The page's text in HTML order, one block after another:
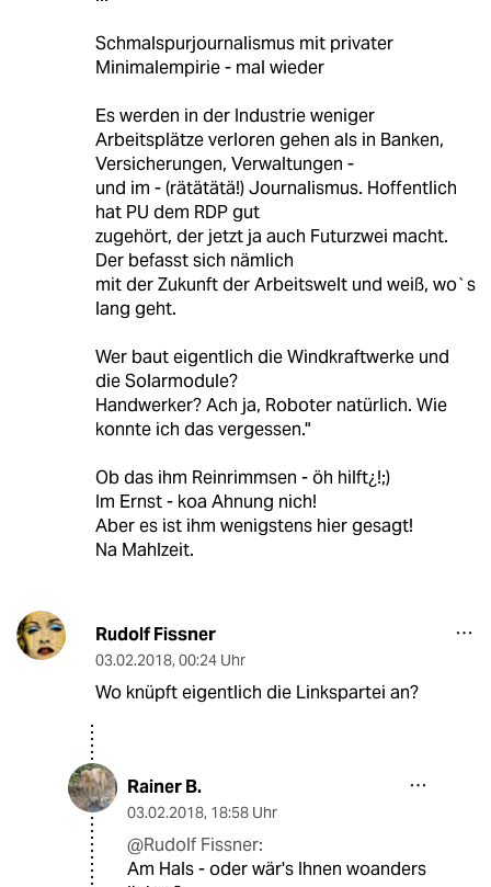
Schmalspurjournalismus mit privater
Minimalempirie - mal wieder
Es werden in der Industrie weniger
Arbeitsplätze verloren gehen als in Banken,
Versicherungen, Verwaltungen -
und im - (rätätätä!) Journalismus. Hoffentlich
hat PU dem RDP gut
zugehört, der jetzt ja auch Futurzwei macht.
Der befasst sich nämlich
mit der Zukunft der Arbeitswelt und weiß, wo`s
lang geht.
Wer baut eigentlich die Windkraftwerke und
die Solarmodule?
Handwerker? Ach ja, Roboter natürlich. Wie
konnte ich das vergessen."
Ob das ihm Reinrimmsen - öh hilft¿!;)
Im Ernst - koa Ahnung nich!
Aber es ist ihm wenigstens hier gesagt!
Na Mahlzeit.
Rudolf Fissner
03.02.2018, 00:24 Uhr
Wo knüpft eigentlich die Linkspartei an?
Rainer B.
03.02.2018, 18:58 Uhr
@Rudolf Fissner:
Am Hals - oder wär's Ihnen woanders